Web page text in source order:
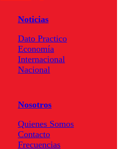
Noticias
Dato Practico
Economía
Internacional
Nacional
Nosotros
Quienes Somos
Contacto
Frecuencias